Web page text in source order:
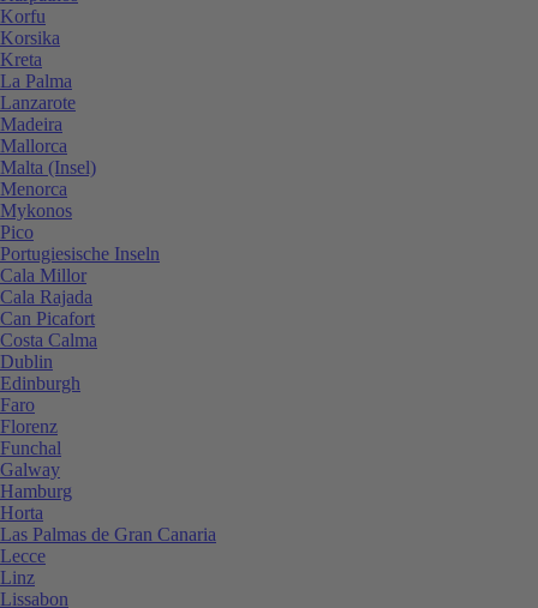
Korfu
Korsika
Kreta
La Palma
Lanzarote
Madeira
Mallorca
Malta (Insel)
Menorca
Mykonos
Pico
Portugiesische Inseln
Cala Millor
Cala Rajada
Can Picafort
Costa Calma
Dublin
Edinburgh
Faro
Florenz
Funchal
Galway
Hamburg
Horta
Las Palmas de Gran Canaria
Lecce
Linz
Lissabon